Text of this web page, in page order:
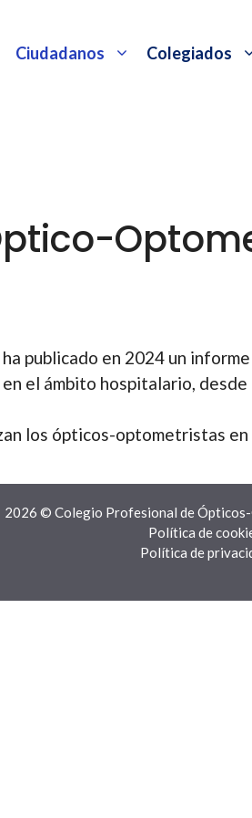
Ciudadanos Colegiados
publicado en 2024 un
el ámbito hospitalario,
los ópticos-optometristas en
2026 © Colegio Profesional de
Política de
Política de